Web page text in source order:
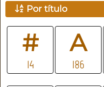
Por título
#
14
A
186